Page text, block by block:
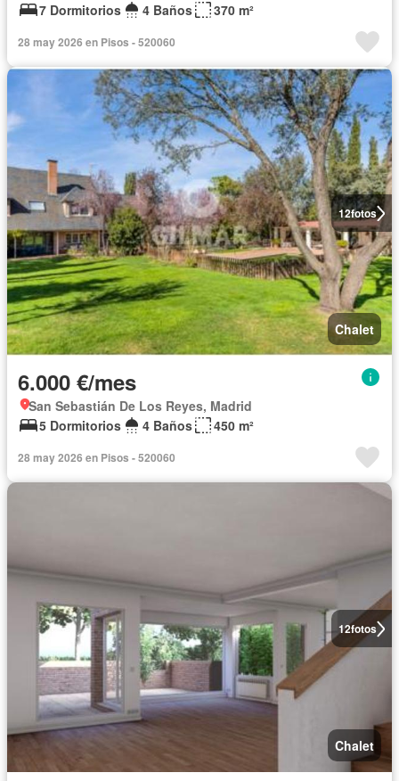
7 Dormitorios
4 Baños 370 m²
28 may 2026 en Pisos - 520060
12fotos
Chalet
6.000 €/mes
San Sebastián De Los Reyes, Madrid
5 Dormitorios
4 Baños 450 m²
28 may 2026 en Pisos - 520060
12fotos
Chalet